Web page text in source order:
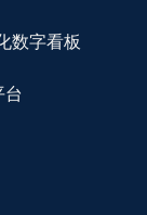
数字看板